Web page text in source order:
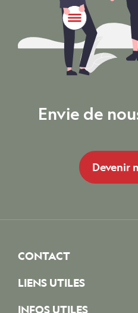
Envie de
Devenir
CONTACT
LIENS UTILES
INFOS UTILES